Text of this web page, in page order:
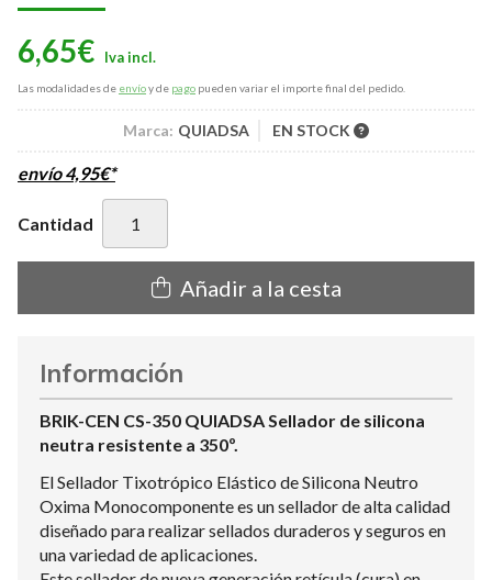
6,65€
Las modalidades de envíoy de pago pueden variar el importe final del pedido.
Marca: QUIADSA EN STOCK
envío4,95€*
Cantidad
Añadir a la cesta
Información
BRIK-CEN CS-350 QUIADSA Sellador de silicona
neutra resistente a 350º.
El Sellador Tixotrópico Elástico de Silicona Neutro
Oxima Monocomponente es un sellador de alta calidad
diseñado para realizar sellados duraderos y seguros en
una variedad de aplicaciones.